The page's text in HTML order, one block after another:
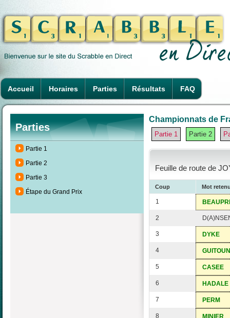
Accueil Horaires Parties Résultats FAQ
Parties
Partie 1
Partie 2
Partie 3
Étape du Grand Prix
Championnats de
Partie 1 Partie 2
Feuille de route de
Coup Mot
1
2
3 DYKE
4
5 CASEE
6 HADALE
7 PERM
8